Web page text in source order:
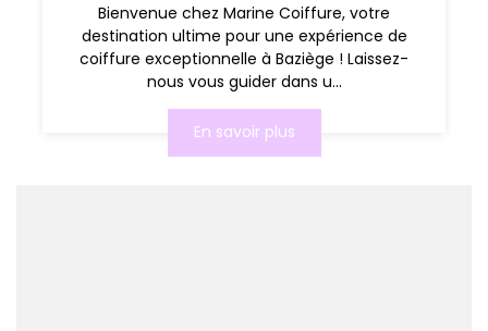
Bienvenue chez Marine Coiffure, votre
destination ultime pour une expérience de
coiffure exceptionnelle à Baziège ! Laissez-
nous vous guider dans u...
En savoir plus